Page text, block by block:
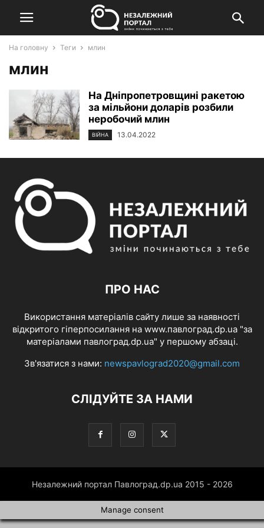
На головну Теги млин
млин
На Дніпропетровщині ракетою
за мільйони доларів розбили
неробочий млин
ВІЙНА 13.04.2022
ПРО НАС
Використання матеріалів сайту лише за наявності
відкритого гіперпосилання на www.павлоград.dp.ua "за
матеріалами павлоград.dp.ua" у першому абзаці.
Зв'язатися з нами: newspavlograd2020@gmail.com
СЛІДУЙТЕ ЗА НАМИ
Незалежний портал Павлоград.dp.ua 2015 - 2026
Manage consent